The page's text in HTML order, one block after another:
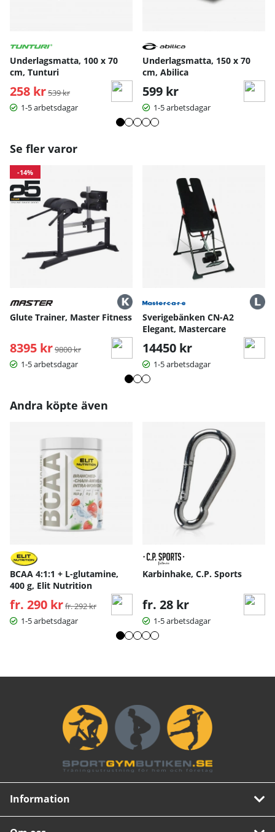
Underlagsmatta, 100 x 70
cm, Tunturi
258 kr Ordinarie pris:
539 kr
1-5 arbetsdagar
Underlagsmatta, 150 x 70
cm, Abilica
599 kr
1-5 arbetsdagar
Se fler varor
-14%
Glute Trainer, Master Fitness
8395 kr Ordinarie pris:
9800 kr
1-5 arbetsdagar
Sverigebänken CN-A2
Elegant, Mastercare
14450 kr
1-5 arbetsdagar
Andra köpte även
BCAA 4:1:1 + L-glutamine,
400 g, Elit Nutrition
fr. 290 kr Ordinarie pris:
fr. 292 kr
1-5 arbetsdagar
Karbinhake, C.P. Sports
fr. 28 kr
1-5 arbetsdagar
Information